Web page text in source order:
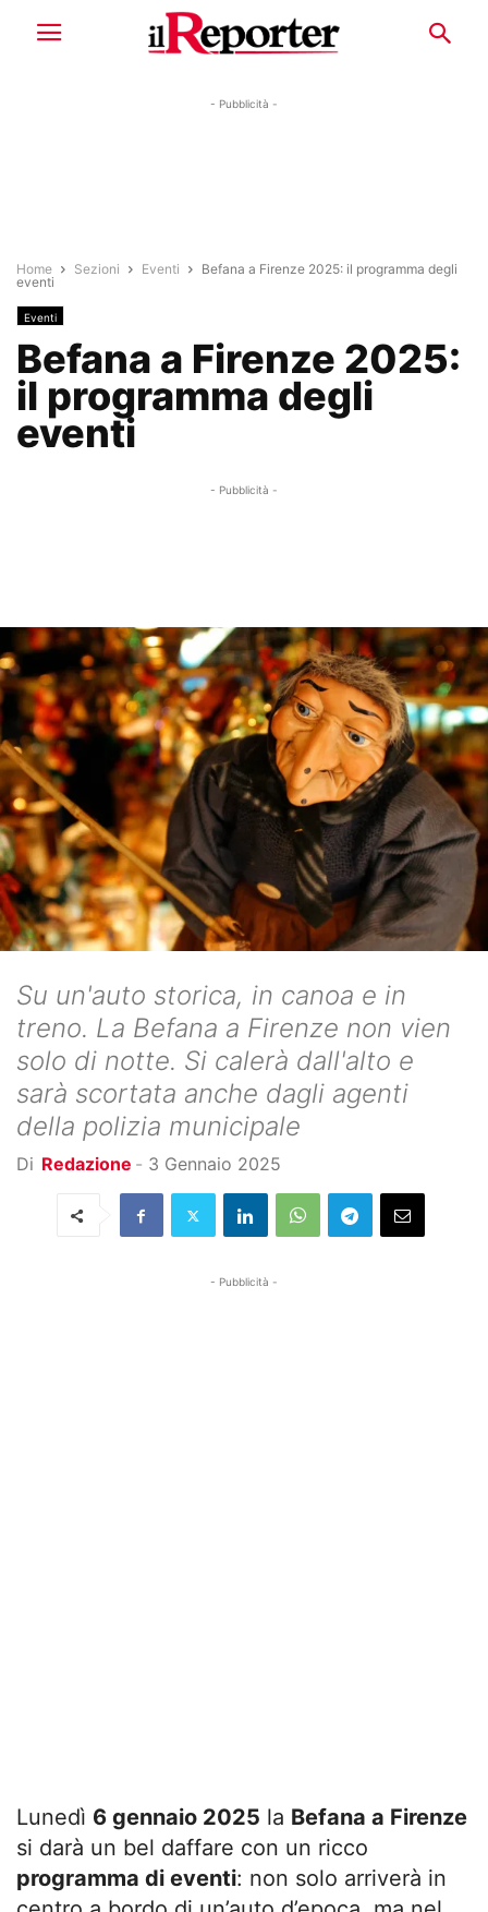
- Pubblicità -
Home Sezioni Eventi
Befana a Firenze 2025: il programma degli
eventi
Eventi
Befana a Firenze 2025:
il programma degli
eventi
- Pubblicità -
Su un'auto storica, in canoa e in
treno. La Befana a Firenze non vien
solo di notte. Si calerà dall'alto e
sarà scortata anche dagli agenti
della polizia municipale
Di Redazione - 3 Gennaio 2025
- Pubblicità -
Lunedì 6 gennaio 2025 la Befana a Firenze
si darà un bel daffare con un ricco
programma di eventi: non solo arriverà in